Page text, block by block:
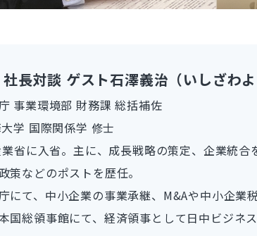
社長対談 ゲスト石澤義治（いしざわよ
事業環境部 財務課 総括補佐
学 国際関係学 修士
省に入省。主に、成長戦略の策定、企業統合
策などのポストを歴任。
にて、中小企業の事業承継、M&Aや中小企業
国総領事館にて、経済領事として日中ビジネ